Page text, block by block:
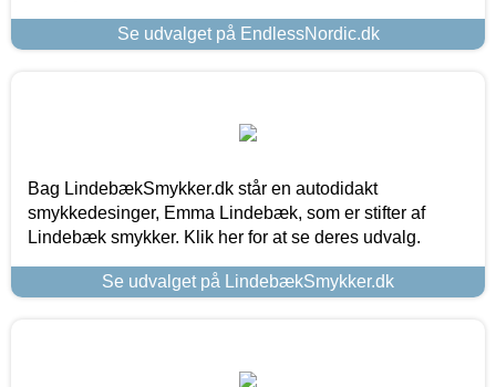
Se udvalget på EndlessNordic.dk
Bag LindebækSmykker.dk står en autodidakt
smykkedesinger, Emma Lindebæk, som er stifter af
Lindebæk smykker. Klik her for at se deres udvalg.
Se udvalget på LindebækSmykker.dk